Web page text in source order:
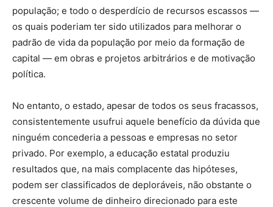
população; e todo o desperdício de recursos escassos —
os quais poderiam ter sido utilizados para melhorar o
padrão de vida da população por meio da formação de
capital — em obras e projetos arbitrários e de motivação
política.
No entanto, o estado, apesar de todos os seus fracassos,
consistentemente usufrui aquele benefício da dúvida que
ninguém concederia a pessoas e empresas no setor
privado. Por exemplo, a educação estatal produziu
resultados que, na mais complacente das hipóteses,
podem ser classificados de deploráveis, não obstante o
crescente volume de dinheiro direcionado para este